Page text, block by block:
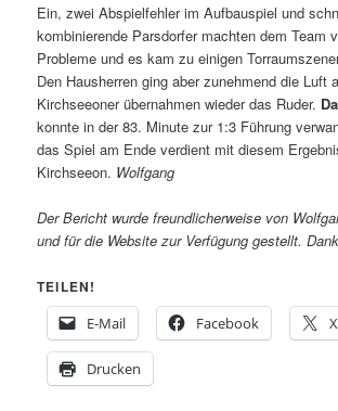
Ein, zwei Abspielfehler im Aufbauspiel und
kombinierende Parsdorfer machten dem Team
Probleme und es kam zu einigen
Den Hausherren ging aber zunehmend die Luft
Kirchseeoner übernahmen wieder das Ruder.
konnte in der 83. Minute zur 1:3 Führung
das Spiel am Ende verdient mit diesem
Kirchseeon. Wolfgang
Der Bericht wurde freundlicherweise von
und für die Website zur Verfügung gestellt.
TEILEN!
E-Mail
Facebook X
Drucken